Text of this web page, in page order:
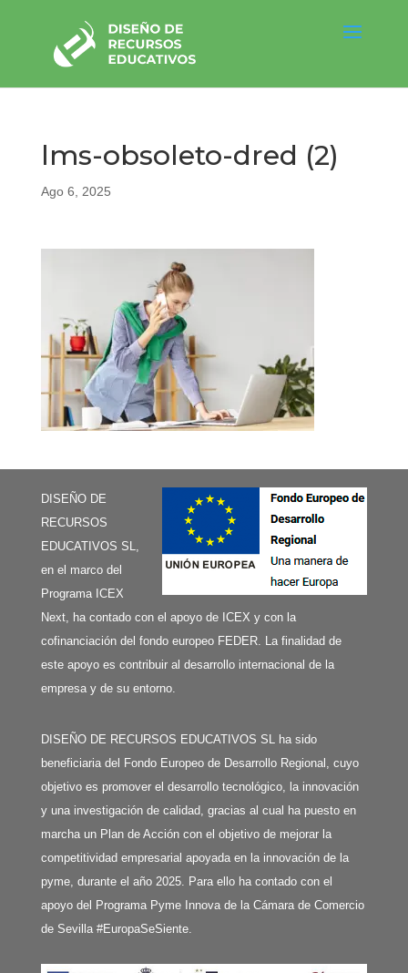
lms-obsoleto-dred (2)
Ago 6, 2025
DISEÑO DE
RECURSOS
EDUCATIVOS SL,
en el marco del
Programa ICEX
Next, ha contado con el apoyo de ICEX y con la
cofinanciación del fondo europeo FEDER. La finalidad de
este apoyo es contribuir al desarrollo internacional de la
empresa y de su entorno.
DISEÑO DE RECURSOS EDUCATIVOS SL ha sido
beneficiaria del Fondo Europeo de Desarrollo Regional, cuyo
objetivo es promover el desarrollo tecnológico, la innovación
y una investigación de calidad, gracias al cual ha puesto en
marcha un Plan de Acción con el objetivo de mejorar la
competitividad empresarial apoyada en la innovación de la
pyme, durante el año 2025. Para ello ha contado con el
apoyo del Programa Pyme Innova de la Cámara de Comercio
de Sevilla #EuropaSeSiente.